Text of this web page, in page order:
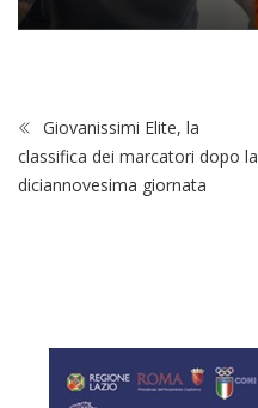
Giovanissimi Elite, la
classifica dei marcatori dopo la
diciannovesima giornata